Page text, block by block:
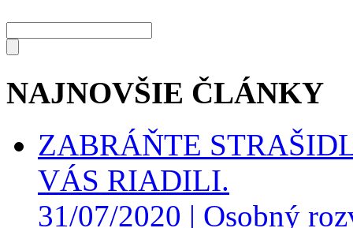
NAJNOVŠIE ČLÁNKY
ZABRÁŇTE
VÁS RIADILI.
31/07/2020 | Osobný